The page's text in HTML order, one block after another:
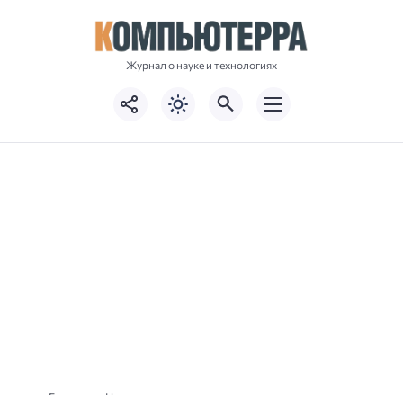
Журнал о науке и технологиях